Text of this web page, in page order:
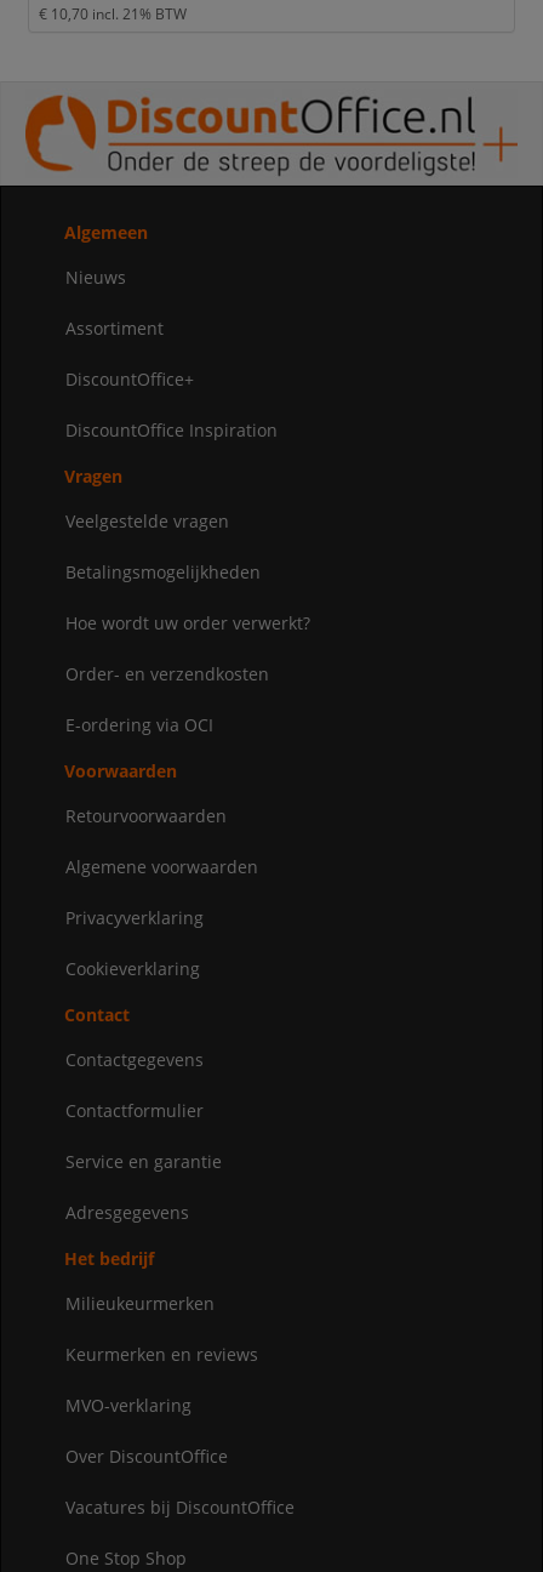
€ 10,70 incl. 21% BTW
Algemeen
Nieuws
Assortiment
DiscountOffice+
DiscountOffice Inspiration
Vragen
Veelgestelde vragen
Betalingsmogelijkheden
Hoe wordt uw order verwerkt?
Order- en verzendkosten
E-ordering via OCI
Voorwaarden
Retourvoorwaarden
Algemene voorwaarden
Privacyverklaring
Cookieverklaring
Contact
Contactgegevens
Contactformulier
Service en garantie
Adresgegevens
Het bedrijf
Milieukeurmerken
Keurmerken en reviews
MVO-verklaring
Over DiscountOffice
Vacatures bij DiscountOffice
One Stop Shop